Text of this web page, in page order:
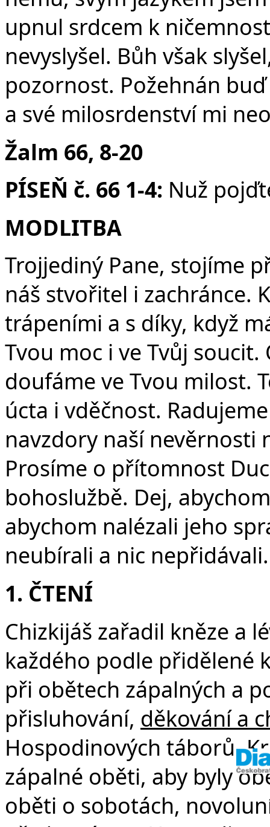
upnul srdcem k
nevyslyšel. Bůh však
pozornost. Požehnán
a své milosrdenství mi
Žalm 66, 8-20
PÍSEŇ č. 66 1-4: Nuž
MODLITBA
Trojjediný Pane, stojíme
náš stvořitel i zachránce.
trápeními a s díky, když
Tvou moc i ve Tvůj
doufáme ve Tvou milost.
úcta i vděčnost.
navzdory naší nevěrnosti
Prosíme o přítomnost
bohoslužbě. Dej,
abychom nalézali jeho
neubírali a nic
1. ČTENÍ
Chizkijáš zařadil kněze a
každého podle přidělené
při obětech zápalných a
přisluhování, děkování a
Hospodinových táborů.
zápalné oběti, aby byly
oběti o sobotách,